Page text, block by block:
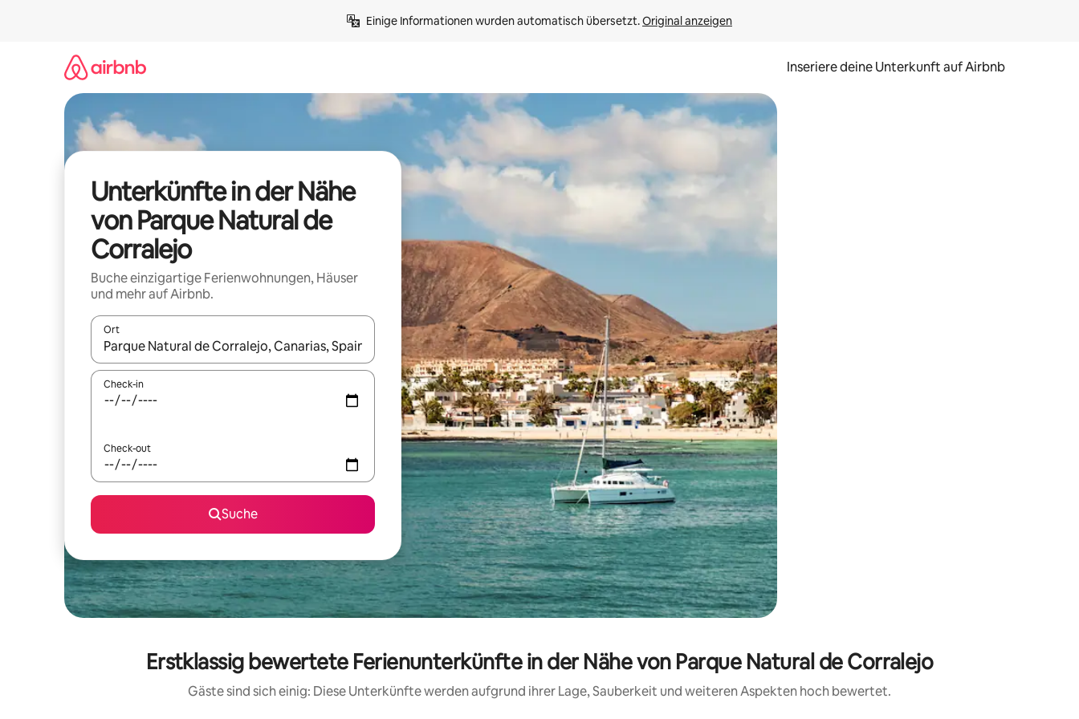
Einige Informationen wurden automatisch übersetzt. Original anzeigen
Inseriere deine Unterkunft auf Airbnb
Unterkünfte in der Nähe
von Parque Natural de
Corralejo
Buche einzigartige Ferienwohnungen, Häuser
und mehr auf Airbnb.
Ort
Wenn Ergebnisse verfügbar sind, navigiere mit den Pfeiltasten nach oben und unten oder erkunde die Ergebnisse durch Berühren oder Wischgesten.
Check-in
Check-out
Suche
Erstklassig bewertete Ferienunterkünfte in der Nähe von Parque Natural de Corralejo
Gäste sind sich einig: Diese Unterkünfte werden aufgrund ihrer Lage, Sauberkeit und weiteren Aspekten hoch bewertet.